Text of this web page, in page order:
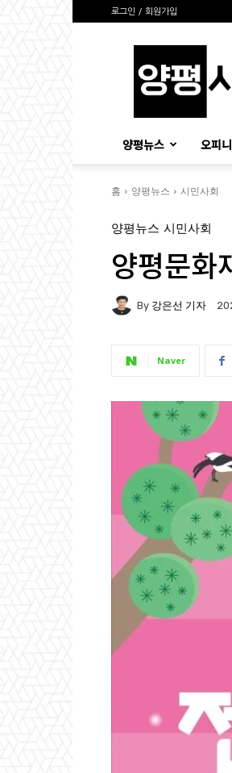
로그인 / 회원가입
양평뉴스 오피
홈 양평뉴스 시민사회
양평뉴스 시민사회
양평문화
By 강은선 기자
Naver